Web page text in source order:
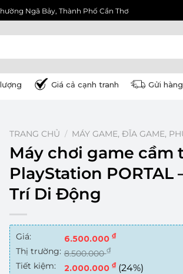
Ngã Bảy, Thành Phố Cần Thơ
Giá cả cạnh tranh Gửi
TRANG CHỦ / MÁY GAME, ĐĨA GAME,
Máy chơi game cầm
PlayStation PORTAL
Trí Di Động
Giá: 6.500.000 ₫
Thị trường: 8.500.000₫
Tiết kiệm: 2.000.000 ₫(24%)